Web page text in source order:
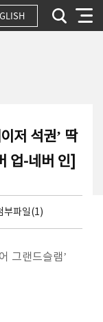
저 석권’ 딱
업-네버 인]
부파일(1)
그랜드슬램’